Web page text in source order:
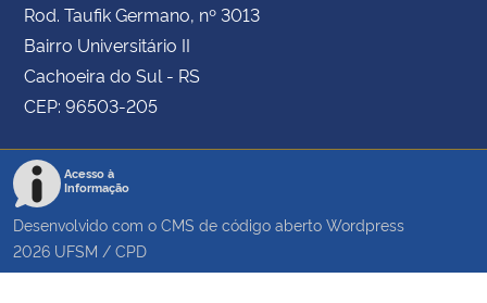
Rod. Taufik Germano, nº 3013
Bairro Universitário II
Cachoeira do Sul - RS
CEP: 96503-205
Acesso à
Informação
Desenvolvido com o CMS de código aberto Wordpress
2026 UFSM / CPD